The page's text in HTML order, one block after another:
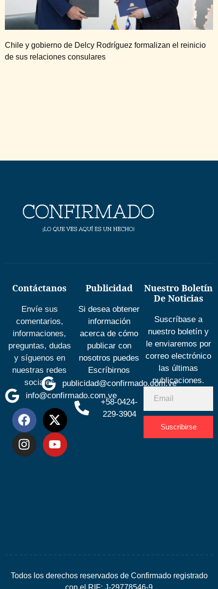
Chile y gobierno de Delcy Rodríguez formalizan el reinicio
de sus relaciones consulares
Contáctanos
Envíe sus
comentarios,
informaciones,
preguntas, dudas
y síguenos en
nuestras redes
sociales
info@confirmado.com.ve
Publicidad
Si desea obtener
información
acerca de cómo
publicar con
nosotros puedes
Escríbirnos
publicidad@confirmado.com.ve
+58-0424-
229-3904
Nuestro Boletín
De Noticias
Suscríbase a
nuestro boletín y
le enviaremos por
correo electrónico
las últimas
publicaciones.
Suscribirse
Todos los derechos reservados de Confirmado registrado
con el RIF: J-29778546-9